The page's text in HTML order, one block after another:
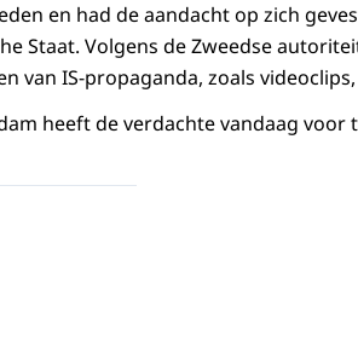
en had de aandacht op zich
Staat. Volgens de Zweedse
van IS-propaganda, zoals
heeft de verdachte vandaag voor